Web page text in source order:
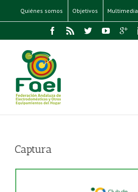
Quiénes somos Objetivos Multimedia
Captura